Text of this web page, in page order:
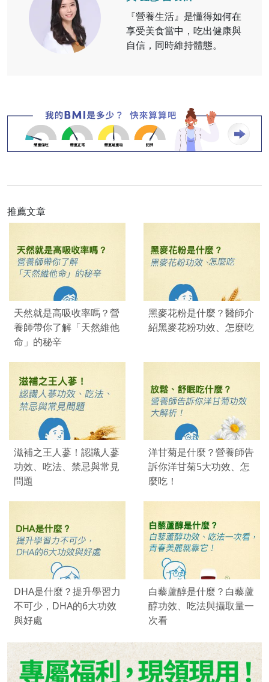
『營養生活』是懂得如何在
享受美食當中，吃出健康與
自信，同時維持體態。
推薦文章
天然就是高吸收率嗎？營
養師帶你了解「天然維他
命」的秘辛
黑麥花粉是什麼？醫師介
紹黑麥花粉功效、怎麼吃
滋補之王人蔘！認識人蔘
功效、吃法、禁忌與常見
問題
洋甘菊是什麼？營養師告
訴你洋甘菊5大功效、怎
麼吃！
DHA是什麼？提升學習力
不可少，DHA的6大功效
與好處
白藜蘆醇是什麼？白藜蘆
醇功效、吃法與攝取量一
次看